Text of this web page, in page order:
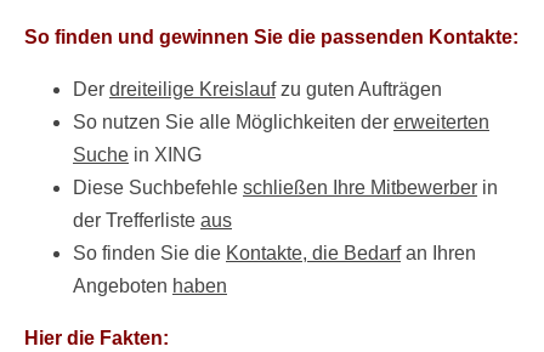
So finden und gewinnen Sie die passenden Kontakte:
Der dreiteilige Kreislaufzu guten Aufträgen
So nutzen Sie alle Möglichkeiten der erweiterten
Suche in XING
Diese Suchbefehle schließen Ihre Mitbewerber in
der Trefferliste aus
So finden Sie die Kontakte, die Bedarfan Ihren
Angeboten haben
Hier die Fakten: